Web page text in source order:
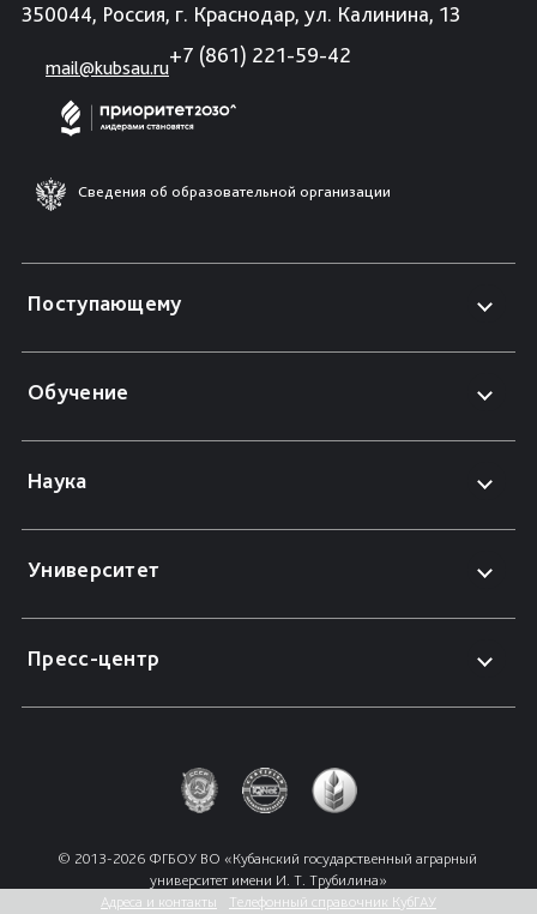
350044, Россия, г. Краснодар, ул. Калинина, 13
mail@kubsau.ru
+7 (861) 221-59-42
Сведения об образовательной организации
Поступающему
Обучение
Наука
Университет
Пресс-центр
© 2013-2026 ФГБОУ ВО «Кубанский государственный аграрный
университет имени И. Т. Трубилина»
Адреса и контакты
Телефонный справочник КубГАУ